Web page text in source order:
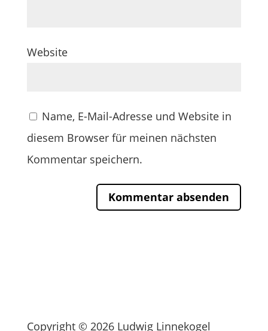
Website
Name, E-Mail-Adresse und Website in
diesem Browser für meinen nächsten
Kommentar speichern.
Copyright © 2026 Ludwig Linnekogel